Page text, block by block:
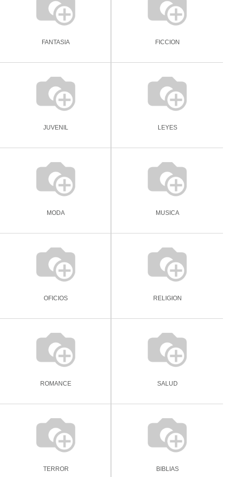
FANTASIA FICCION
JUVENIL LEYES
MODA MUSICA
OFICIOS RELIGION
ROMANCE SALUD
TERROR BIBLIAS